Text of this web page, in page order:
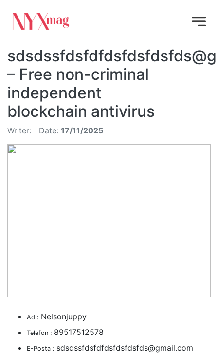
– Free non-criminal
independent
blockchain antivirus
Writer: Date: 17/11/2025
Ad : Nelsonjuppy
Telefon : 89517512578
E-Posta : sdsdssfdsfdfdsfdsfdsfds@gmail.com